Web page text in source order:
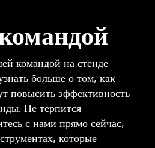
командой на стенде
больше о том, как
повысить эффективность
Не терпится
с нами прямо сейчас,
которые